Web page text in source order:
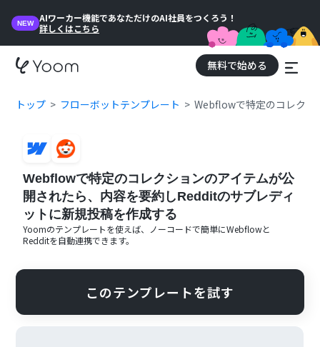
NEW
AIワーカー機能であなただけのAI社員をつくろう！
詳しくはこちら
無料で始める
トップ フローボットテンプレート Webflowで特定のコレクシ
Webflowで特定のコレクションのアイテムが公
開されたら、内容を要約しRedditのサブレディ
ットに新規投稿を作成する
Yoomのテンプレートを使えば、ノーコードで簡単にWebflowと
Redditを自動連携できます。
このテンプレートを試す